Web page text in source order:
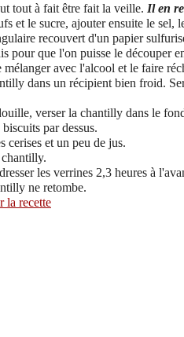
tout à fait être fait la veille. Il en
et le sucre, ajouter ensuite le sel,
recouvert d'un papier
pour que l'on puisse le découper
mélanger avec l'alcool et le faire
dans un récipient bien froid.
verser la chantilly dans le
par dessus.
cerises et un peu de jus.
les verrines 2,3 heures à
ne retombe.
la recette